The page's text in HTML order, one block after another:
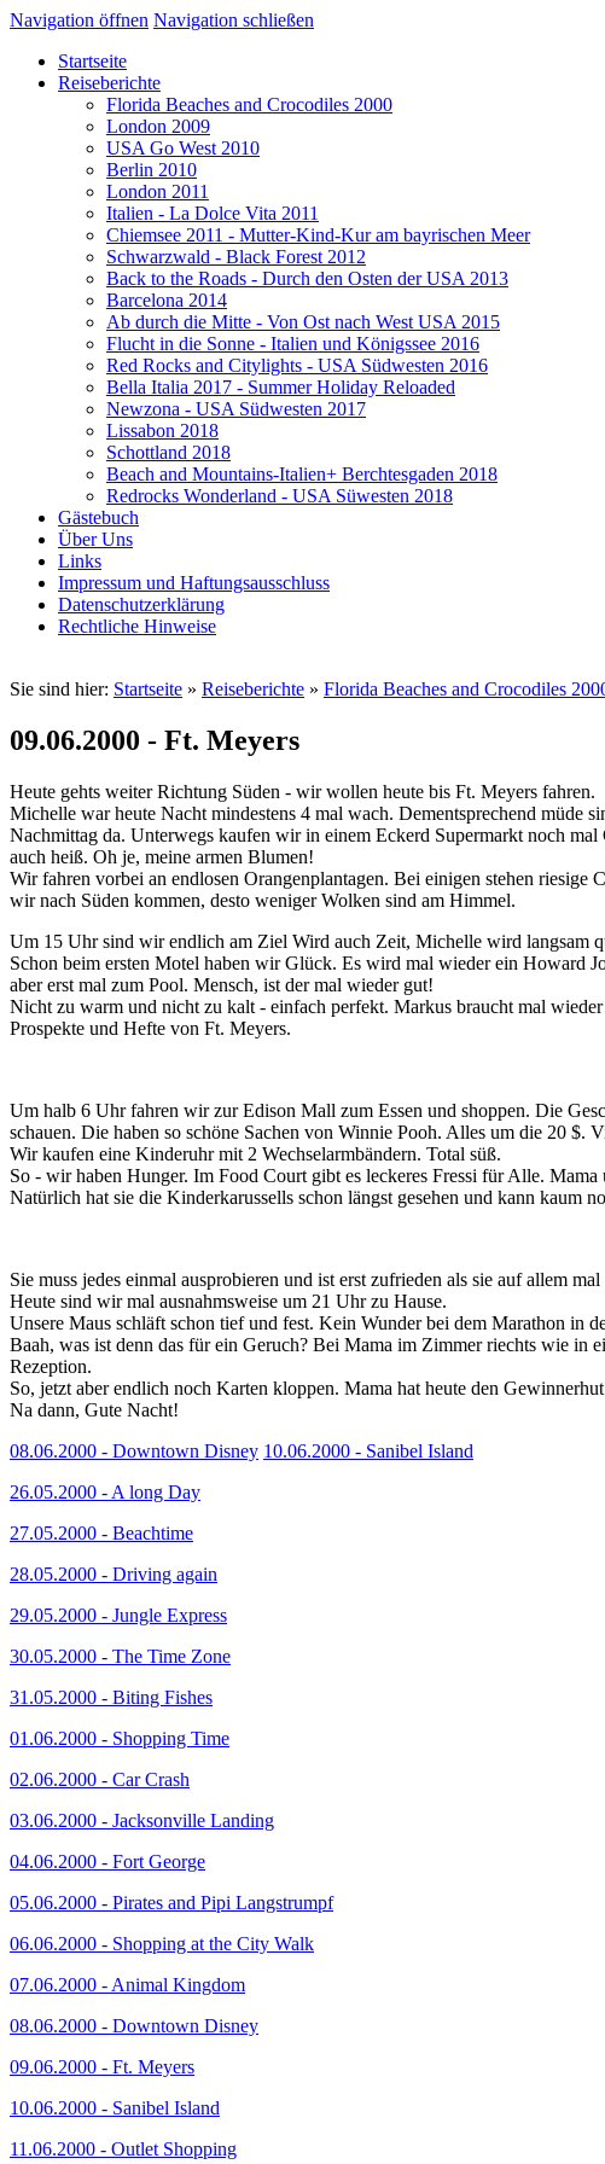
Navigation öffnen Navigation schließen
Startseite
Reiseberichte
Florida Beaches and Crocodiles 2000
London 2009
USA Go West 2010
Berlin 2010
London 2011
Italien - La Dolce Vita 2011
Chiemsee 2011 - Mutter-Kind-Kur am bayrischen Meer
Schwarzwald - Black Forest 2012
Back to the Roads - Durch den Osten der USA 2013
Barcelona 2014
Ab durch die Mitte - Von Ost nach West USA 2015
Flucht in die Sonne - Italien und Königssee 2016
Red Rocks and Citylights - USA Südwesten 2016
Bella Italia 2017 - Summer Holiday Reloaded
Newzona - USA Südwesten 2017
Lissabon 2018
Schottland 2018
Beach and Mountains-Italien+ Berchtesgaden 2018
Redrocks Wonderland - USA Süwesten 2018
Gästebuch
Über Uns
Links
Impressum und Haftungsausschluss
Datenschutzerklärung
Rechtliche Hinweise
Sie sind hier: Startseite » Reiseberichte » Florida Beaches and Crocodiles
09.06.2000 - Ft. Meyers
Heute gehts weiter Richtung Süden - wir wollen heute bis Ft. Meyers fahren.
Michelle war heute Nacht mindestens 4 mal wach. Dementsprechend müde
Nachmittag da. Unterwegs kaufen wir in einem Eckerd Supermarkt noch
auch heiß. Oh je, meine armen Blumen!
Wir fahren vorbei an endlosen Orangenplantagen. Bei einigen stehen
wir nach Süden kommen, desto weniger Wolken sind am Himmel.
Um 15 Uhr sind wir endlich am Ziel Wird auch Zeit, Michelle wird langsam
Schon beim ersten Motel haben wir Glück. Es wird mal wieder ein Howard
aber erst mal zum Pool. Mensch, ist der mal wieder gut!
Nicht zu warm und nicht zu kalt - einfach perfekt. Markus braucht mal
Prospekte und Hefte von Ft. Meyers.
Um halb 6 Uhr fahren wir zur Edison Mall zum Essen und shoppen. Die
schauen. Die haben so schöne Sachen von Winnie Pooh. Alles um die 20
Wir kaufen eine Kinderuhr mit 2 Wechselarmbändern. Total süß.
So - wir haben Hunger. Im Food Court gibt es leckeres Fressi für Alle.
Natürlich hat sie die Kinderkarussells schon längst gesehen und kann kaum
Sie muss jedes einmal ausprobieren und ist erst zufrieden als sie auf allem mal
Heute sind wir mal ausnahmsweise um 21 Uhr zu Hause.
Unsere Maus schläft schon tief und fest. Kein Wunder bei dem Marathon in
Baah, was ist denn das für ein Geruch? Bei Mama im Zimmer riechts wie
Rezeption.
So, jetzt aber endlich noch Karten kloppen. Mama hat heute den
Na dann, Gute Nacht!
08.06.2000 - Downtown Disney 10.06.2000 - Sanibel Island
26.05.2000 - A long Day
27.05.2000 - Beachtime
28.05.2000 - Driving again
29.05.2000 - Jungle Express
30.05.2000 - The Time Zone
31.05.2000 - Biting Fishes
01.06.2000 - Shopping Time
02.06.2000 - Car Crash
03.06.2000 - Jacksonville Landing
04.06.2000 - Fort George
05.06.2000 - Pirates and Pipi Langstrumpf
06.06.2000 - Shopping at the City Walk
07.06.2000 - Animal Kingdom
08.06.2000 - Downtown Disney
09.06.2000 - Ft. Meyers
10.06.2000 - Sanibel Island
11.06.2000 - Outlet Shopping